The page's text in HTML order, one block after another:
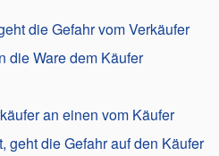
die Gefahr vom Verkäufer
die Ware dem Käufer
an einen vom Käufer
geht die Gefahr auf den Käufer